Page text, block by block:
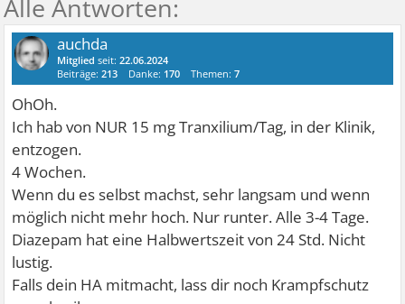
auchda
Mitglied seit:22.06.2024
Beiträge:213 Danke: 170 Themen:7
OhOh.
Ich hab von NUR 15 mg Tranxilium/Tag, in der Klinik,
entzogen.
4 Wochen.
Wenn du es selbst machst, sehr langsam und wenn
möglich nicht mehr hoch. Nur runter. Alle 3-4 Tage.
Diazepam hat eine Halbwertszeit von 24 Std. Nicht
lustig.
Falls dein HA mitmacht, lass dir noch Krampfschutz